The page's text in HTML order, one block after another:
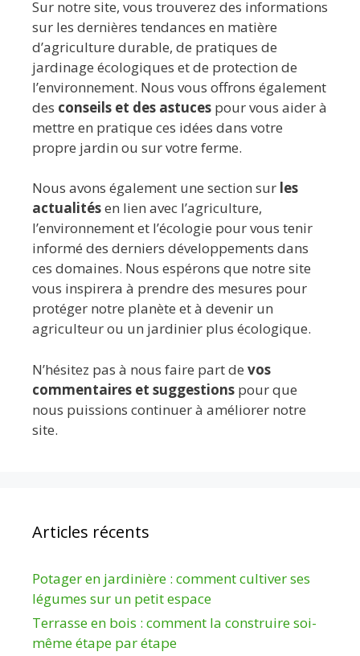
Sur notre site, vous trouverez des informations
sur les dernières tendances en matière
d’agriculture durable, de pratiques de
jardinage écologiques et de protection de
l’environnement. Nous vous offrons également
des conseils et des astuces pour vous aider à
mettre en pratique ces idées dans votre
propre jardin ou sur votre ferme.
Nous avons également une section sur les
actualitésen lien avec l’agriculture,
l’environnement et l’écologie pour vous tenir
informé des derniers développements dans
ces domaines. Nous espérons que notre site
vous inspirera à prendre des mesures pour
protéger notre planète et à devenir un
agriculteur ou un jardinier plus écologique.
N’hésitez pas à nous faire part de vos
commentaires et suggestions pour que
nous puissions continuer à améliorer notre
site.
Articles récents
Potager en jardinière : comment cultiver ses
légumes sur un petit espace
Terrasse en bois : comment la construire soi-
même étape par étape